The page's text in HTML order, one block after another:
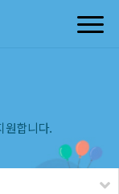
원합니다.